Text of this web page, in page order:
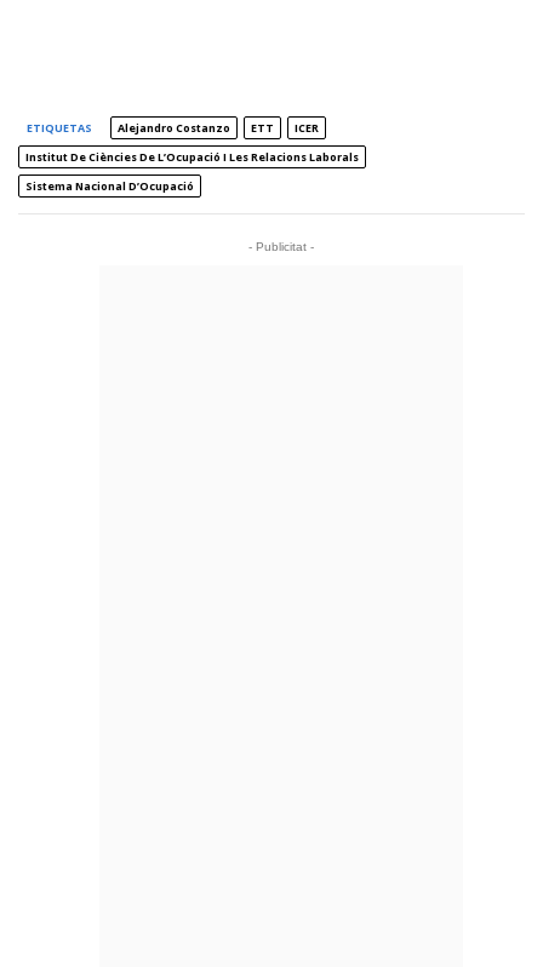
ETIQUETAS Alejandro Costanzo ETT
ICER
Institut De Ciències De L’Ocupació I Les Relacions Laborals
Sistema Nacional D’Ocupació
- Publicitat -